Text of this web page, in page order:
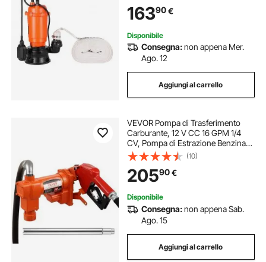
Scarico di Acqua Pulita, per Piscine,
Giardino
16390€
Disponibile
Consegna:non appena Mer.
Ago. 12
Aggiungi al carrello
VEVOR Pompa di Trasferimento
Carburante, 12 V CC 16 GPM 1/4
CV, Pompa di Estrazione Benzina
con Ugello Automatico, Tubo di
Scarico Aspirazione per Benzina,
Cherosene
(10)
20590€
Disponibile
Consegna:non appena Sab.
Ago. 15
Aggiungi al carrello